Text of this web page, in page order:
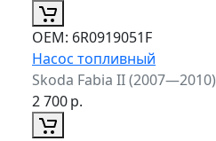
ОЕМ: 6R0919051F
Насос топливный
Skoda Fabia II (2007—2010)
2 700р.